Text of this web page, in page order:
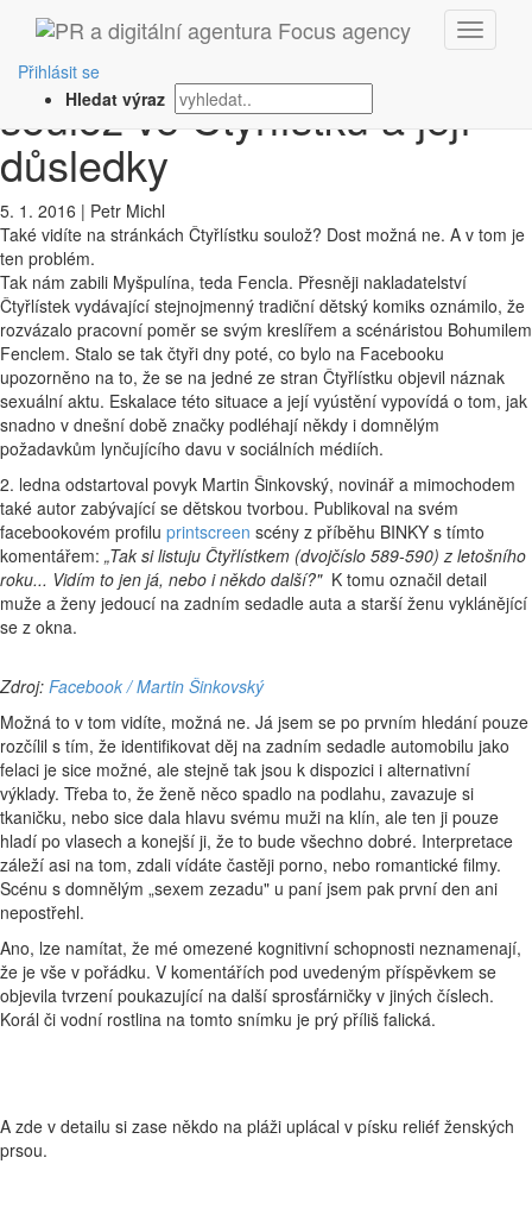
Přihlásit se
Hledat výraz
‹ Zpět
PR skandál Aneb domnělá
soulož ve Čtyřlístku a její
důsledky
5. 1. 2016 | Petr Michl
Také vidíte na stránkách Čtyřlístku soulož? Dost možná ne. A v tom je
ten problém.
Tak nám zabili Myšpulína, teda Fencla. Přesněji nakladatelství
Čtyřlístek vydávající stejnojmenný tradiční dětský komiks oznámilo, že
rozvázalo pracovní poměr se svým kreslířem a scénáristou Bohumilem
Fenclem. Stalo se tak čtyři dny poté, co bylo na Facebooku
upozorněno na to, že se na jedné ze stran Čtyřlístku objevil náznak
sexuální aktu. Eskalace této situace a její vyústění vypovídá o tom, jak
snadno v dnešní době značky podléhají někdy i domnělým
požadavkům lynčujícího davu v sociálních médiích.
2. ledna odstartoval povyk Martin Šinkovský, novinář a mimochodem
také autor zabývající se dětskou tvorbou. Publikoval na svém
facebookovém profilu printscreen scény z příběhu BINKY s tímto
komentářem: „Tak si listuju Čtyřlístkem (dvojčíslo 589-590) z letošního
roku... Vidím to jen já, nebo i někdo další?" K tomu označil detail
muže a ženy jedoucí na zadním sedadle auta a starší ženu vyklánějící
se z okna.
Zdroj: Facebook / Martin Šinkovský
Možná to v tom vidíte, možná ne. Já jsem se po prvním hledání pouze
rozčílil s tím, že identifikovat děj na zadním sedadle automobilu jako
felaci je sice možné, ale stejně tak jsou k dispozici i alternativní
výklady. Třeba to, že ženě něco spadlo na podlahu, zavazuje si
tkaničku, nebo sice dala hlavu svému muži na klín, ale ten ji pouze
hladí po vlasech a konejší ji, že to bude všechno dobré. Interpretace
záleží asi na tom, zdali vídáte častěji porno, nebo romantické filmy.
Scénu s domnělým „sexem zezadu" u paní jsem pak první den ani
nepostřehl.
Ano, lze namítat, že mé omezené kognitivní schopnosti neznamenají,
že je vše v pořádku. V komentářích pod uvedeným příspěvkem se
objevila tvrzení poukazující na další sprosťárničky v jiných číslech.
Korál či vodní rostlina na tomto snímku je prý příliš falická.
A zde v detailu si zase někdo na pláži uplácal v písku reliéf ženských
prsou.